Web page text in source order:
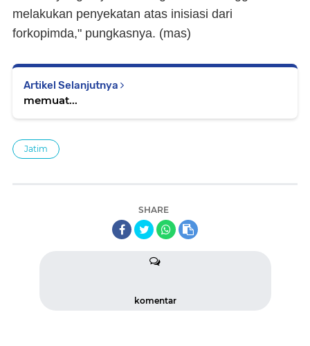
melakukan penyekatan atas inisiasi dari
forkopimda," pungkasnya. (mas)
Artikel Selanjutnya
memuat...
Jatim
SHARE
komentar